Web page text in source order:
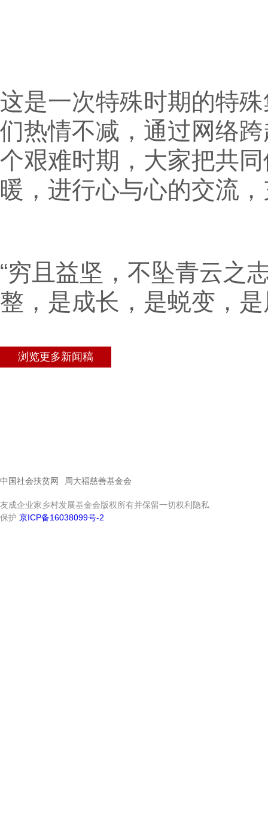
这是一次特殊时期的特
们热情不减，通过网络
个艰难时期，大家把共
暖，进行心与心的交流
“穷且益坚，不坠青云之
整，是成长，是蜕变，
浏览更多新闻稿
中国社会扶贫网 周大福慈善基金会
友成企业家乡村发展基金会版权所有并保留一切权利隐私
保护 京ICP备16038099号-2